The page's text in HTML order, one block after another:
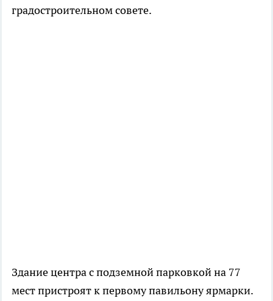
градостроительном совете.
Здание центра с подземной парковкой на 77
мест пристроят к первому павильону ярмарки.